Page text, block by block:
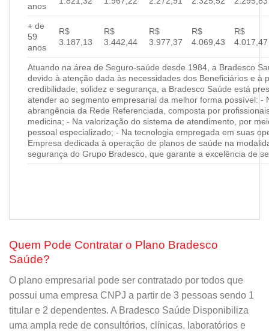
anos
+ de
59
anos
R$
3.187,13
R$
3.442,44
R$
3.977,37
R$
4.069,43
R$
4.017,47
Atuando na área de Seguro-saúde desde 1984, a Bradesco
devido à atenção dada às necessidades dos Beneficiários e
credibilidade, solidez e segurança, a Bradesco Saúde está
atender ao segmento empresarial da melhor forma possível:
abrangência da Rede Referenciada, composta por
medicina; - Na valorização do sistema de atendimento, por
pessoal especializado; - Na tecnologia empregada em suas
Empresa dedicada à operação de planos de saúde na
segurança do Grupo Bradesco, que garante a excelência de
Quem Pode Contratar o Plano Bradesco
Saúde?
O plano empresarial pode ser contratado por todos que
possui uma empresa CNPJ a partir de 3 pessoas sendo 1
titular e 2 dependentes. A Bradesco Saúde Disponibiliza
uma ampla rede de consultórios, clínicas, laboratórios e